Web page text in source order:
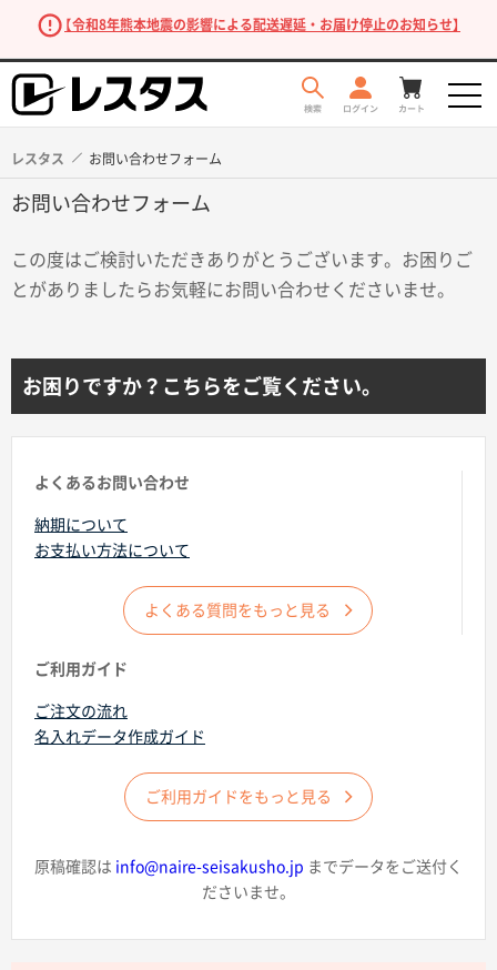
【令和8年熊本地震の影響による配送遅延・お届け停止のお知らせ】
商品を探す
ターゲットから探す
目的・シーンから探す
イベントから探す
印刷色から探す
レスタス お問い合わせフォーム
お問い合わせフォーム
この度はご検討いただきありがとうございます。お困りご
とがありましたらお気軽にお問い合わせくださいませ。
お困りですか？こちらをご覧ください。
よくあるお問い合わせ
納期について
お支払い方法について
よくある質問をもっと見る
ご利用ガイド
ご注文の流れ
名入れデータ作成ガイド
ご利用ガイドをもっと見る
原稿確認は info@naire-seisakusho.jp までデータをご送付く
ださいませ。